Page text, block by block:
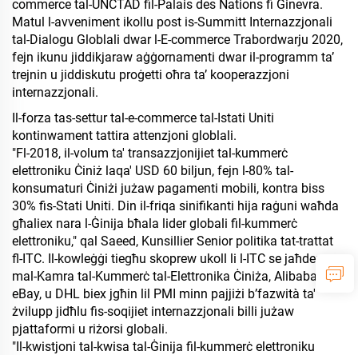
commerce tal-UNCTAD fil-Palais des Nations fi Ġinevra.
Matul l-avveniment ikollu post is-Summitt Internazzjonali
tal-Dialogu Globlali dwar l-E-commerce Trabordwarju 2020,
fejn ikunu jiddikjaraw aġġornamenti dwar il-programm ta’
trejnin u jiddiskutu proġetti oħra ta’ kooperazzjoni
internazzjonali.
Il-forza tas-settur tal-e-commerce tal-Istati Uniti
kontinwament tattira attenzjoni globlali.
"Fl-2018, il-volum ta' transazzjonijiet tal-kummerċ
elettroniku Ċiniż laqa' USD 60 biljun, fejn l-80% tal-
konsumaturi Ċiniżi jużaw pagamenti mobili, kontra biss
30% fis-Stati Uniti. Din il-friqa sinifikanti hija raġuni waħda
għaliex nara l-Ġinija bħala lider globali fil-kummerċ
elettroniku," qal Saeed, Kunsillier Senior politika tat-trattat
fl-ITC. Il-kowleġġi tiegħu skoprew ukoll li l-ITC se jaħdem
mal-Kamra tal-Kummerċ tal-Elettronika Ċiniża, Alibaba,
eBay, u DHL biex jgħin lil PMI minn pajjiżi b’fazwità ta'
żvilupp jidħlu fis-soqijiet internazzjonali billi jużaw
pjattaformi u riżorsi globali.
"Il-kwistjoni tal-kwisa tal-Ġinija fil-kummerċ elettroniku